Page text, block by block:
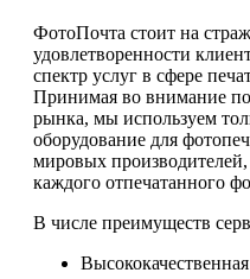
ФотоПочта стоит на
удовлетворенности
спектр услуг в сфере
Принимая во внимание
рынка, мы используем
оборудование для
мировых
каждого отпечатанного
В числе преимуществ